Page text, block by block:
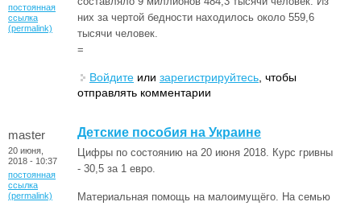
постоянная
ссылка
(permalink)
них за чертой бедности находилось около 559,6
тысячи человек.
=
Войдите или зарегистрируйтесь , чтобы
отправлять комментарии
master
20 июня,
2018 - 10:37
постоянная
ссылка
(permalink)
Детские пособия на Украине
Цифры по состоянию на 20 июня 2018. Курс гривны
- 30,5 за 1 евро.
Материальная помощь на малоимущёго. На семью